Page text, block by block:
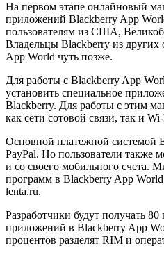
На первом этапе онлайновый
приложений Blackberry App
пользователям из США,
Владельцы Blackberry из других
App World чуть позже.
Для работы с Blackberry App
установить специальное
Blackberry. Для работы с этим
как сети сотовой связи, так и
Основной платежной системой
PayPal. Но пользователи также
и со своего мобильного счета.
программ в Blackberry App
lenta.ru.
Разработчики будут получать
приложений в Blackberry App
процентов разделят RIM и